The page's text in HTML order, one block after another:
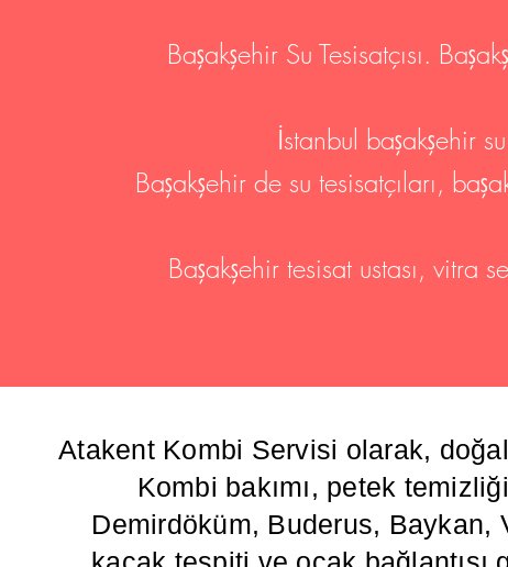
Başakşehir Su Tesisatçısı.
İstanbul başakşehir
Başakşehir de su tesisatçıları,
Başakşehir tesisat ustası, vitra
Atakent Kombi Servisi olarak,
Kombi bakımı, petek
Demirdöküm, Buderus, Baykan,